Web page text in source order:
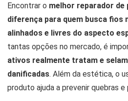
Encontrar o melhor reparador
diferença para quem busca fios
alinhados e livres do aspecto
tantas opções no mercado, é
ativos realmente tratam e
danificadas. Além da estética, o
produto ajuda a prevenir quebras